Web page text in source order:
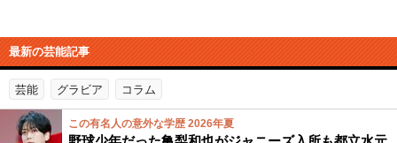
最新の芸能記事
芸能 グラビア コラム
この有名人の意外な学歴 2026年夏